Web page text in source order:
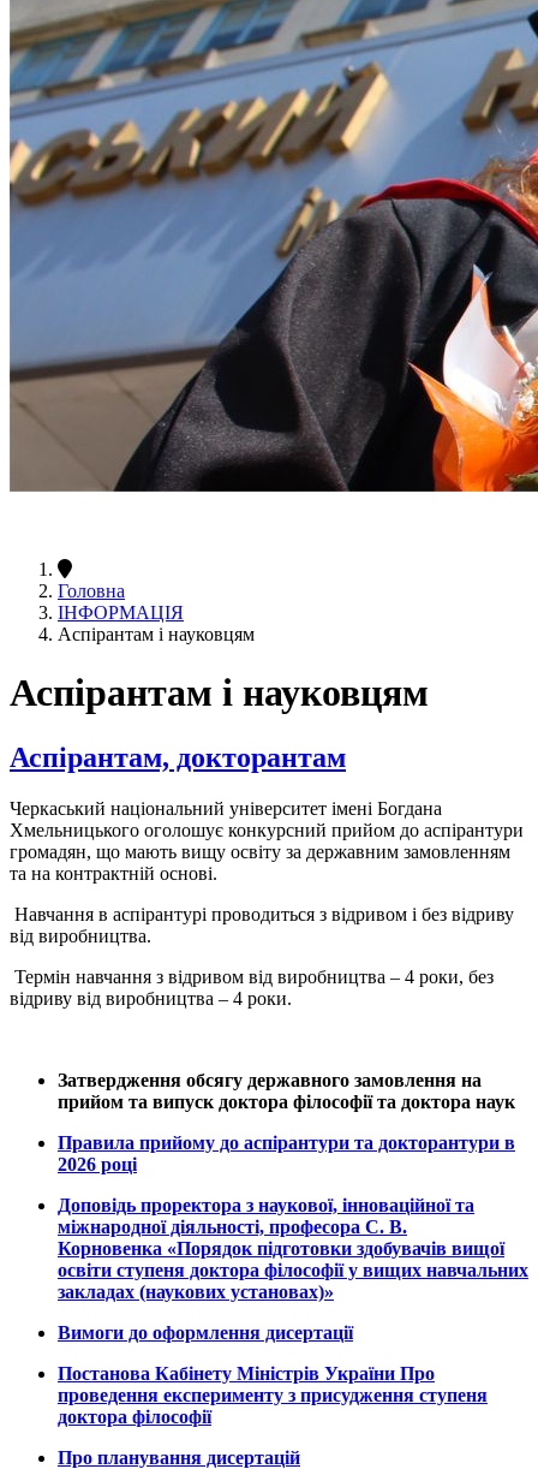
Головна
ІНФОРМАЦІЯ
Аспірантам і науковцям
Аспірантам і науковцям
Аспірантам, докторантам
Черкаський національний університет імені Богдана
Хмельницького оголошує конкурсний прийом до аспірантури
громадян, що мають вищу освіту за державним замовленням
та на контрактній основі.
Навчання в аспірантурі проводиться з відривом і без відриву
від виробництва.
Термін навчання з відривом від виробництва – 4 роки, без
відриву від виробництва – 4 роки.
Затвердження обсягу державного замовлення на
прийом та випуск доктора філософії та доктора наук
Правила прийому до аспірантури та докторантури в
2026 році
Доповідь проректора з наукової, інноваційної та
міжнародної діяльності, професора С. В.
Корновенка «Порядок підготовки здобувачів вищої
освіти ступеня доктора філософії у вищих навчальних
закладах (наукових установах)»
Вимоги до оформлення дисертації
Постанова Кабінету Міністрів України Про
проведення експерименту з присудження ступеня
доктора філософії
Про планування дисертацій